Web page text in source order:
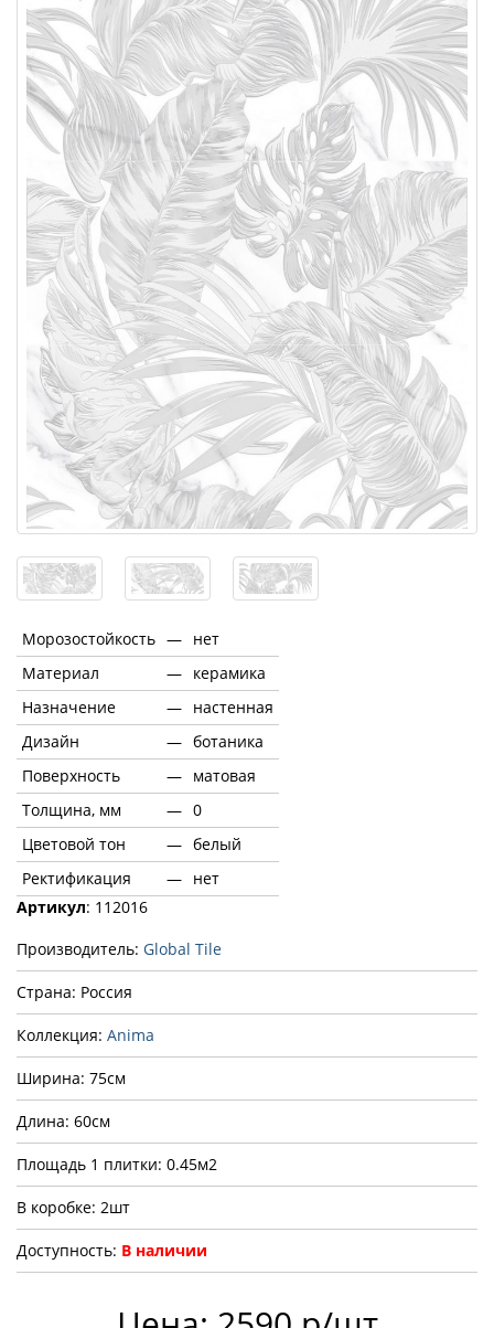
Морозостойкость — нет
Материал
— керамика
Назначение
— настенная
Дизайн
— ботаника
Поверхность
— матовая
Толщина, мм
— 0
Цветовой тон
— белый
Ректификация
— нет
Артикул: 112016
Производитель: Global Tile
Страна: Россия
Коллекция: Anima
Ширина: 75см
Длина: 60см
Площадь 1 плитки: 0.45м2
В коробке: 2шт
Доступность: В наличии